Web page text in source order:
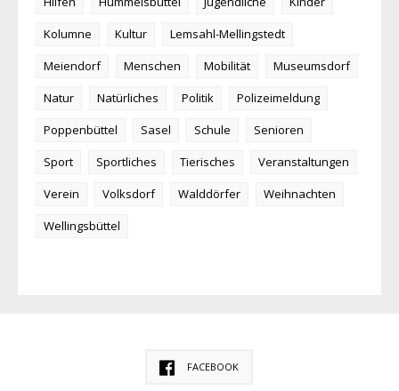
Kolumne
Kultur
Lemsahl-Mellingstedt
Meiendorf
Menschen Mobilität
Museumsdorf
Natur
Natürliches Politik
Polizeimeldung
Poppenbüttel
Sasel Schule
Senioren
Sport
Sportliches Tierisches
Veranstaltungen
Verein
Volksdorf Walddörfer
Weihnachten
Wellingsbüttel
FACEBOOK